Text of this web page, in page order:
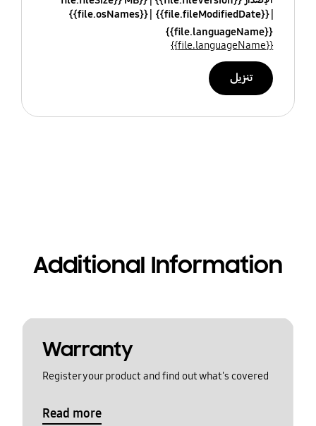
{{file.fileModifiedDate}}
{{file.osNames}}
{{file.languageName}}
{{file.languageName}}
تنزيل
Additional Information
Warranty
Register your product and find out what's covered
Read more